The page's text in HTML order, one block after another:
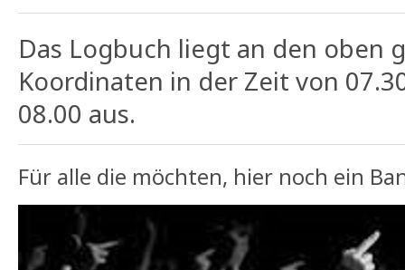
Das Logbuch liegt an den oben
Koordinaten in der Zeit von
08.00 aus.
Für alle die möchten, hier noch ein